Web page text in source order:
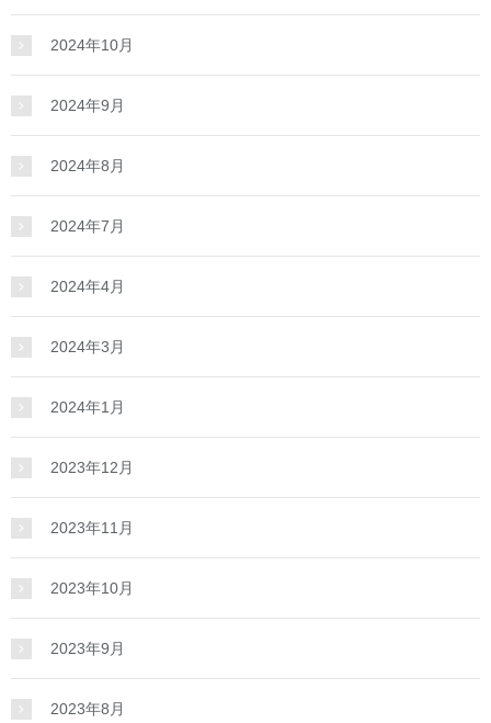
2024年10月
2024年9月
2024年8月
2024年7月
2024年4月
2024年3月
2024年1月
2023年12月
2023年11月
2023年10月
2023年9月
2023年8月